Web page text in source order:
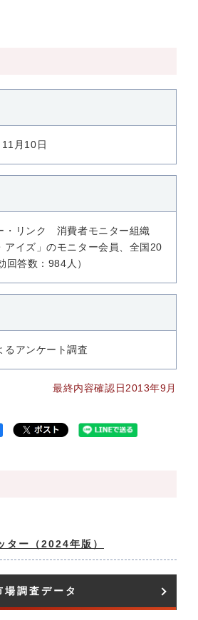
月10日
・リンク 消費者モニター組織
アイズ」のモニター会員、全国20
回答数：984人）
るアンケート調査
最終内容確認日2013年9月
ター（2024年版）
場調査データ​